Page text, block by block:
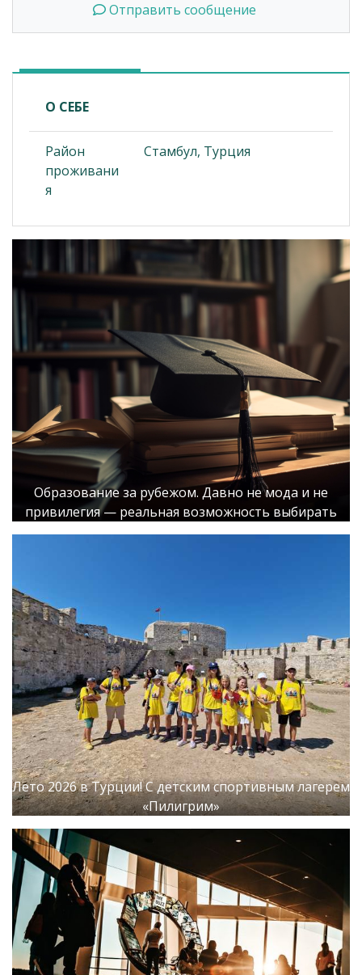
Отправить сообщение
О СЕБЕ
Район
проживани
я
Стамбул, Турция
Образование за рубежом. Давно не мода и не
привилегия — реальная возможность выбирать
Лето 2026 в Турции! С детским спортивным лагерем
«Пилигрим»